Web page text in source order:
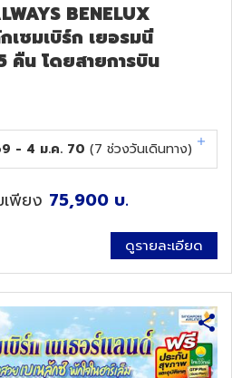
BENELUX
เซมเบิร์ก เยอรมนี
คืน โดยสายการบิน
- 4 ม.ค. 70 (7 ช่วงวันเดินทาง)
เพียง 75,900 บ.
ดูรายละเอียด